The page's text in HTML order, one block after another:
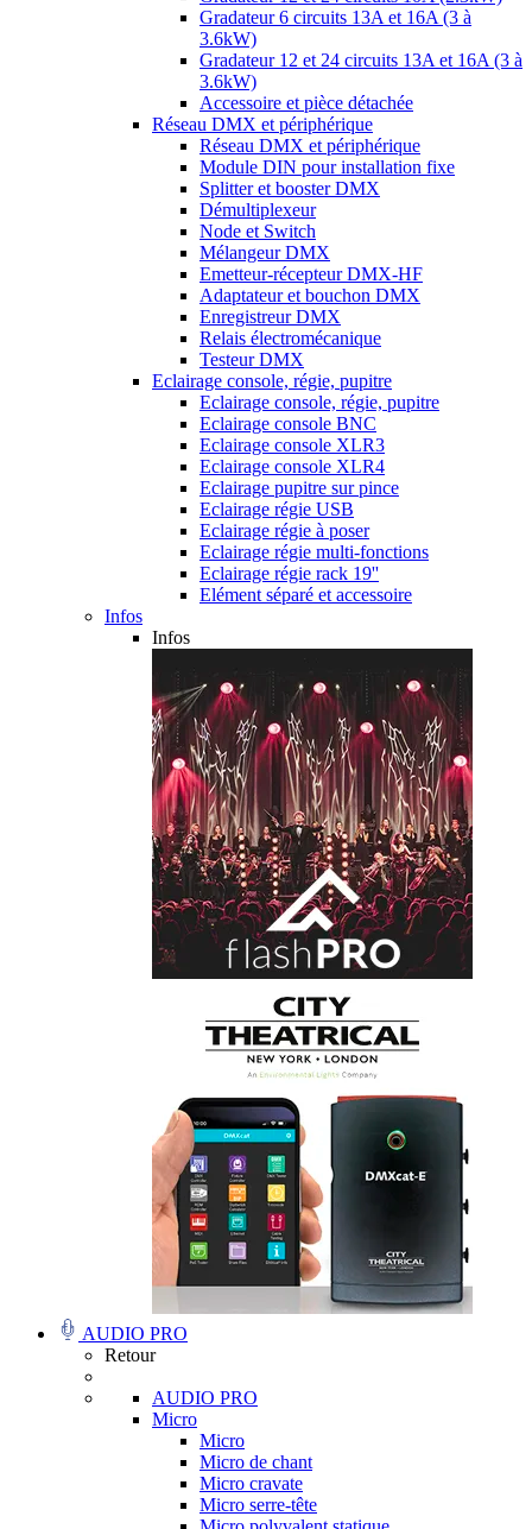
Gradateur 6 circuits 13A et 16A (3 à
3.6kW)
Gradateur 12 et 24 circuits 13A et 16A (3 à
3.6kW)
Accessoire et pièce détachée
Réseau DMX et périphérique
Réseau DMX et périphérique
Module DIN pour installation fixe
Splitter et booster DMX
Démultiplexeur
Node et Switch
Mélangeur DMX
Emetteur-récepteur DMX-HF
Adaptateur et bouchon DMX
Enregistreur DMX
Relais électromécanique
Testeur DMX
Eclairage console, régie, pupitre
Eclairage console, régie, pupitre
Eclairage console BNC
Eclairage console XLR3
Eclairage console XLR4
Eclairage pupitre sur pince
Eclairage régie USB
Eclairage régie à poser
Eclairage régie multi-fonctions
Eclairage régie rack 19''
Elément séparé et accessoire
Infos
Infos
AUDIO PRO
Retour
AUDIO PRO
Micro
Micro
Micro de chant
Micro cravate
Micro serre-tête